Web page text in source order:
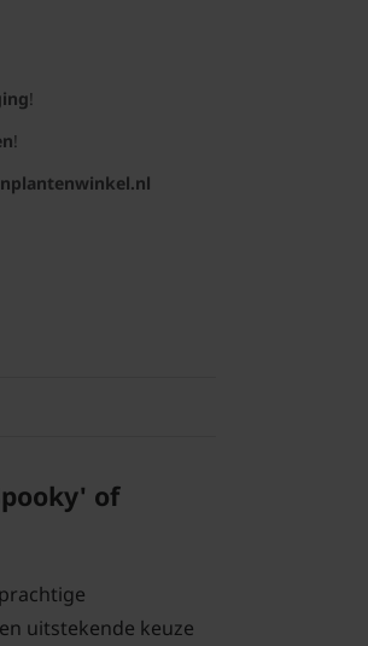
!
!
of
uitstekende keuze